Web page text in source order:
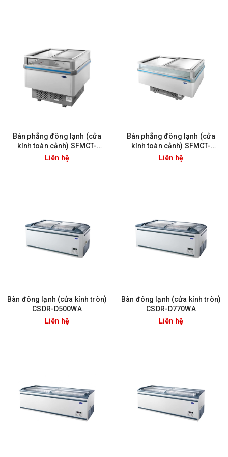
Bàn phẳng đông lạnh (cửa
kính toàn cảnh) SFMCT-
100FMP
Liên hệ
Bàn phẳng đông lạnh (cửa
kính toàn cảnh) SFMCT-
140FMP
Liên hệ
Bàn đông lạnh (cửa kính tròn)
CSDR-D500WA
Liên hệ
Bàn đông lạnh (cửa kính tròn)
CSDR-D770WA
Liên hệ